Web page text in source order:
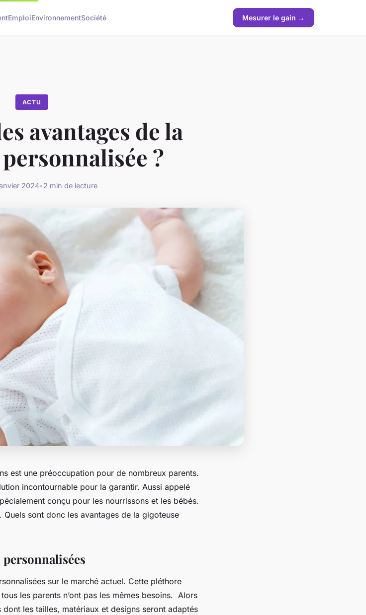
EmploiEnvironnementSociété Mesurer le gain →
ACTU
avantages de la
?
2024•2 min de lecture
est une préoccupation pour de nombreux parents.
incontournable pour la garantir. Aussi appelé
conçu pour les nourrissons et les bébés.
Quels sont donc les avantages de la gigoteuse
sur le marché actuel. Cette pléthore
les parents n’ont pas les mêmes besoins. Alors
les tailles, matériaux et designs seront adaptés